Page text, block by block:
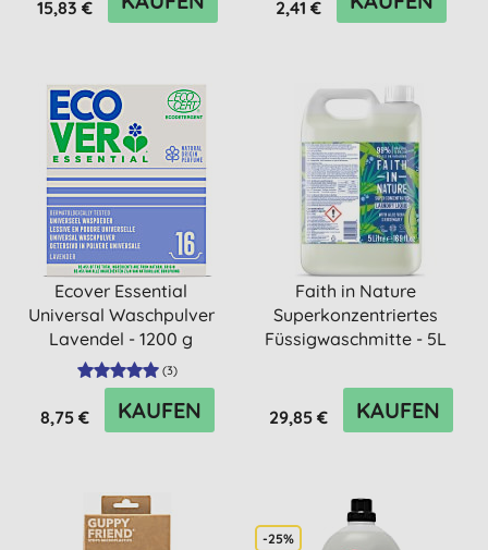
15,83 € 2,41 €
Ecover Essential
Universal Waschpulver
Lavendel - 1200 g
(3)
8,75 € KAUFEN
Faith in Nature
Superkonzentriertes
Füssigwaschmitte - 5L
29,85 € KAUFEN
-25%